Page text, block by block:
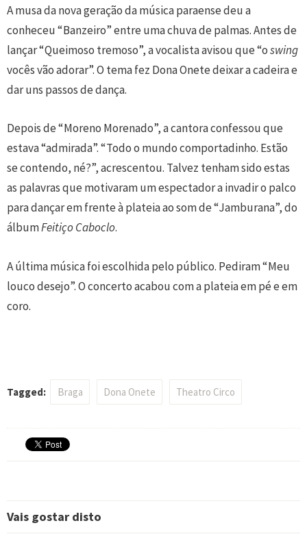
A musa da nova geração da música paraense deu a
conheceu “Banzeiro” entre uma chuva de palmas. Antes de
lançar “Queimoso tremoso”, a vocalista avisou que “oswing
vocês vão adorar”. O tema fez Dona Onete deixar a cadeira e
dar uns passos de dança.
Depois de “Moreno Morenado”, a cantora confessou que
estava “admirada”. “Todo o mundo comportadinho. Estão
se contendo, né?”, acrescentou. Talvez tenham sido estas
as palavras que motivaram um espectador a invadir o palco
para dançar em frente à plateia ao som de “Jamburana”, do
álbumFeitiço Caboclo.
A última música foi escolhida pelo público. Pediram “Meu
louco desejo”. O concerto acabou com a plateia em pé e em
coro.
Tagged: Braga Dona Onete Theatro Circo
Vais gostar disto